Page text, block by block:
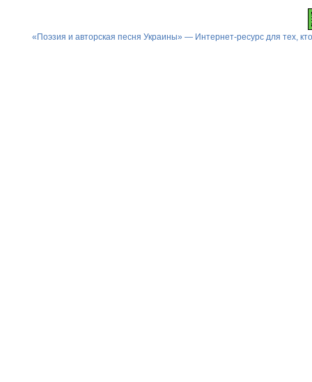
«Поэзия и авторская песня Украины» — Интернет-ресурс для тех,